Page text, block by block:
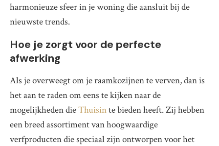
harmonieuze sfeer in je woning die aansluit bij de
nieuwste trends.
Hoe je zorgt voor de perfecte
afwerking
Als je overweegt om je raamkozijnen te verven, dan is
het aan te raden om eens te kijken naar de
mogelijkheden dieThuisinte bieden heeft. Zij hebben
een breed assortiment van hoogwaardige
verfproducten die speciaal zijn ontworpen voor het